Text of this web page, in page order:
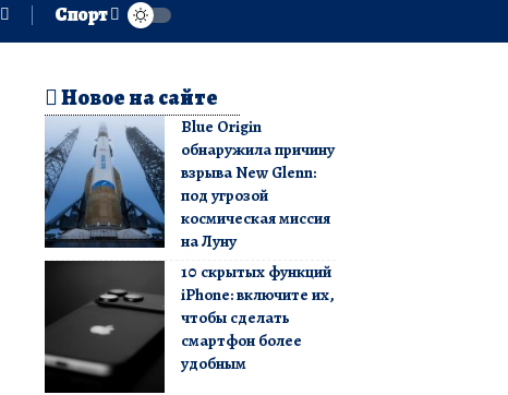
Спорт
Новое на сайте
Blue Origin
обнаружила причину
взрыва New Glenn:
под угрозой
космическая миссия
на Луну
10 скрытых функций
iPhone: включите их,
чтобы сделать
смартфон более
удобным